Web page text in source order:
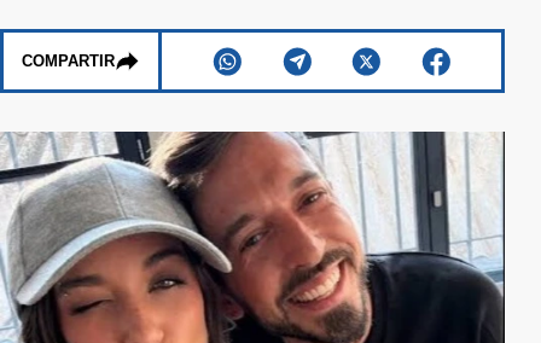
COMPARTIR